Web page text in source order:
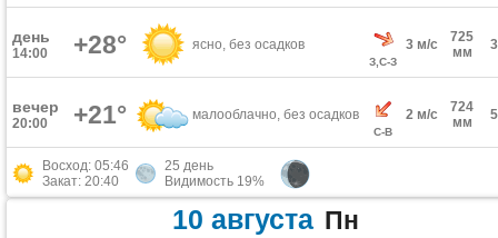
день
14:00 +28° ясно, без осадков
З,С-З
3 м/с
725
мм
вечер
20:00 +21° малооблачно, без осадков
С-В
2 м/с
724
мм
Восход: 05:46
Закат: 20:40
25 день
Видимость 19%
10 августа Пн